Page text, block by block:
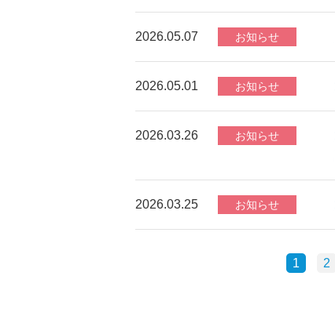
2026.05.07 お知らせ
2026.05.01 お知らせ
2026.03.26 お知らせ
2026.03.25 お知らせ
1 2